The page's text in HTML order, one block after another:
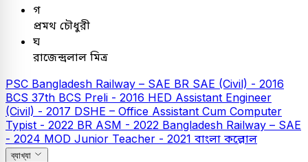
গ
প্রমথ চৌধুরী
ঘ
রাজেন্দ্রলাল মিত্র
PSC Bangladesh Railway – SAE BR SAE (Civil) - 2016
BCS 37th BCS Preli - 2016 HED Assistant Engineer
(Civil) - 2017 DSHE – Office Assistant Cum Computer
Typist - 2022 BR ASM - 2022 Bangladesh Railway – SAE
- 2024 MOD Junior Teacher - 2021 বাংলা কল্লোল
ব্যাখ্যা